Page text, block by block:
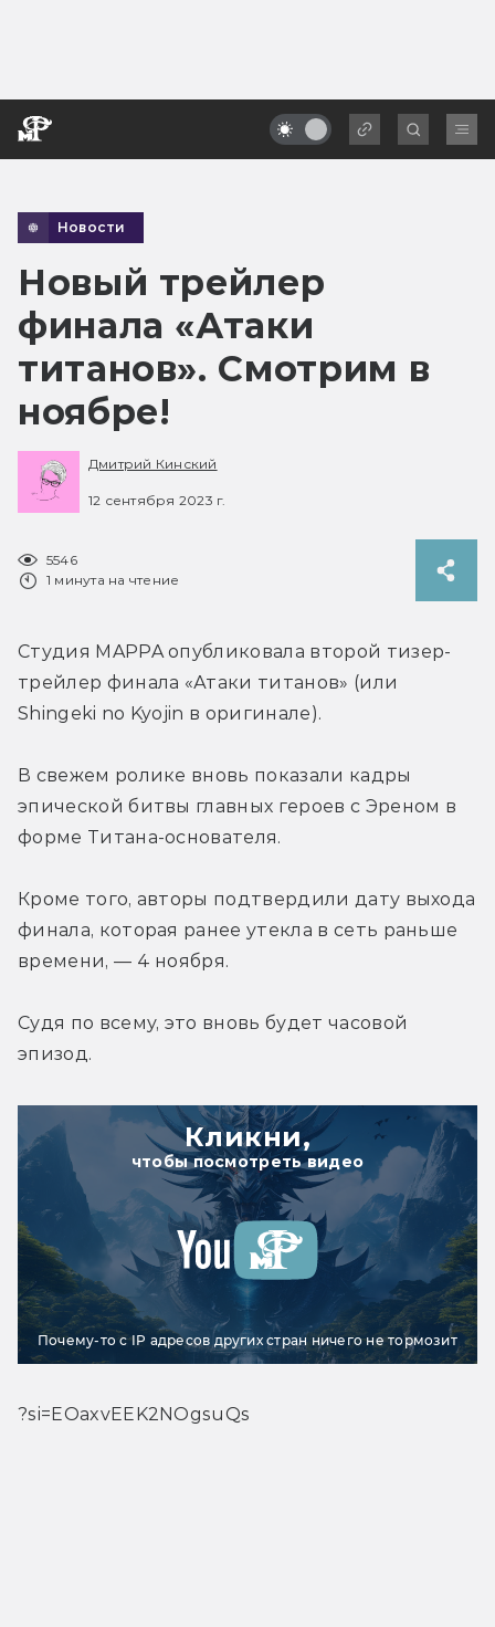
Новости
Новый трейлер
финала «Атаки
титанов». Смотрим в
ноябре!
Дмитрий Кинский
12 сентября 2023 г.
5546
1 минута на чтение
Студия MAPPA опубликовала второй тизер-
трейлер финала «Атаки титанов» (или
Shingeki no Kyojin в оригинале).
В свежем ролике вновь показали кадры
эпической битвы главных героев с Эреном в
форме Титана-основателя.
Кроме того, авторы подтвердили дату выхода
финала, которая ранее утекла в сеть раньше
времени, — 4 ноября.
Судя по всему, это вновь будет часовой
эпизод.
Кликни,
чтобы посмотреть видео
Почему-то с IP адресов других стран ничего не тормозит
?si=EOaxvEEK2NOgsuQs